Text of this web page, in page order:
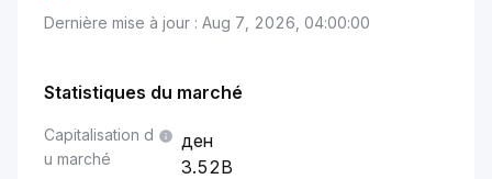
Dernière mise à jour : Aug 7, 2026, 04:00:00
Statistiques du marché
Capitalisation d
u marché
3.52B